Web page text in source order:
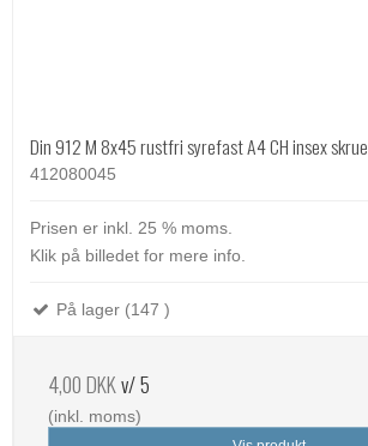
Din 912 M 8x45 rustfri syrefast A4 CH insex skrue
412080045
Prisen er inkl. 25 % moms.
Klik på billedet for mere info.
På lager (147 )
4,00 DKKv/ 5
(inkl. moms)